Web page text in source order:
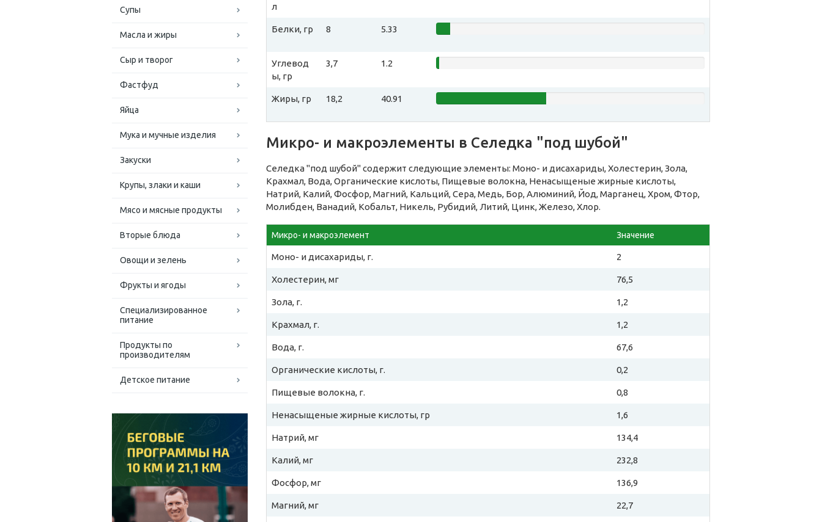
Супы
Масла и жиры
Сыр и творог
Фастфуд
Яйца
Мука и мучные изделия
Закуски
Крупы, злаки и каши
Мясо и мясные продукты
Вторые блюда
Овощи и зелень
Фрукты и ягоды
Специализированное
питание
Продукты по
производителям
Детское питание
л
Белки, гр 8 5.33
Углевод
ы, гр
3,7 1.2
Жиры, гр 18,2 40.91
Микро- и макроэлементы в Селедка "под шубой"
Селедка "под шубой" содержит следующие элементы: Моно- и дисахариды, Холестерин, Зола,
Крахмал, Вода, Органические кислоты, Пищевые волокна, Ненасыщеные жирные кислоты,
Натрий, Калий, Фосфор, Магний, Кальций, Сера, Медь, Бор, Алюминий, Йод, Марганец, Хром, Фтор,
Молибден, Ванадий, Кобальт, Никель, Рубидий, Литий, Цинк, Железо, Хлор.
Микро- и макроэлемент Значение
Моно- и дисахариды, г. 2
Холестерин, мг 76,5
Зола, г. 1,2
Крахмал, г. 1,2
Вода, г. 67,6
Органические кислоты, г. 0,2
Пищевые волокна, г. 0,8
Ненасыщеные жирные кислоты, гр 1,6
Натрий, мг 134,4
Калий, мг 232,8
Фосфор, мг 136,9
Магний, мг 22,7